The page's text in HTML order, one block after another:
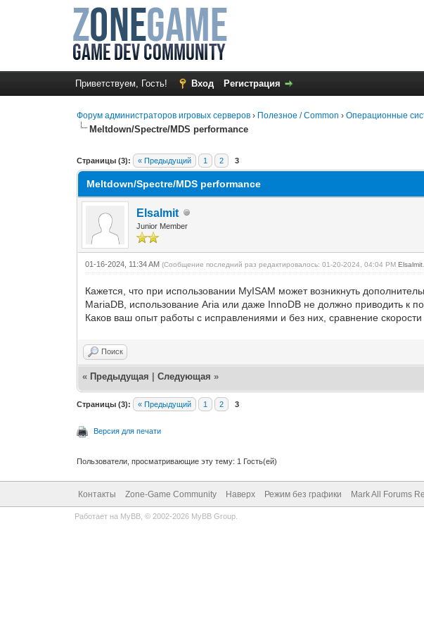
Приветствуем, Гость! Вход Регистрация
Форум администраторов игровых серверов › Полезное / Common ›Операционные
Meltdown/Spectre/MDS performance
Страницы (3): « Предыдущий 1 2 3
1 Голос(ов) - 1 в среднем
1
2
3
4
5
Meltdown/Spectre/MDS performance
Elsalmit
Junior Member
01-16-2024, 11:34 AM(Сообщение последний раз редактировалось: 01-20-2024, 04:04 PMElsalmit
Кажется, что при использовании MyISAM может возникнуть
MariaDB, использование Aria или даже InnoDB не должно приводить к
Каков ваш опыт работы с исправлениями и без них, сравнение
Поиск
« Предыдущая |Следующая»
Страницы (3): « Предыдущий 1 2 3
Версия для печати
Пользователи, просматривающие эту тему: 1 Гость(ей)
Контакты Zone-Game Community Наверх Режим без графики Mark All Forums
Работает на MyBB, © 2002-2026 MyBB Group.